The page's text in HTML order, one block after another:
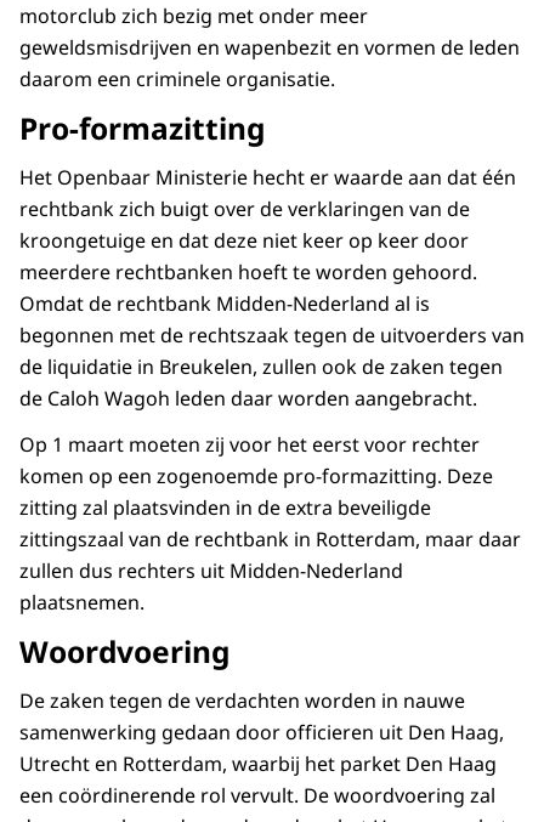
motorclub zich bezig met onder meer
geweldsmisdrijven en wapenbezit en vormen de leden
daarom een criminele organisatie.
Pro-formazitting
Het Openbaar Ministerie hecht er waarde aan dat één
rechtbank zich buigt over de verklaringen van de
kroongetuige en dat deze niet keer op keer door
meerdere rechtbanken hoeft te worden gehoord.
Omdat de rechtbank Midden-Nederland al is
begonnen met de rechtszaak tegen de uitvoerders van
de liquidatie in Breukelen, zullen ook de zaken tegen
de Caloh Wagoh leden daar worden aangebracht.
Op 1 maart moeten zij voor het eerst voor rechter
komen op een zogenoemde pro-formazitting. Deze
zitting zal plaatsvinden in de extra beveiligde
zittingszaal van de rechtbank in Rotterdam, maar daar
zullen dus rechters uit Midden-Nederland
plaatsnemen.
Woordvoering
De zaken tegen de verdachten worden in nauwe
samenwerking gedaan door officieren uit Den Haag,
Utrecht en Rotterdam, waarbij het parket Den Haag
een coördinerende rol vervult. De woordvoering zal